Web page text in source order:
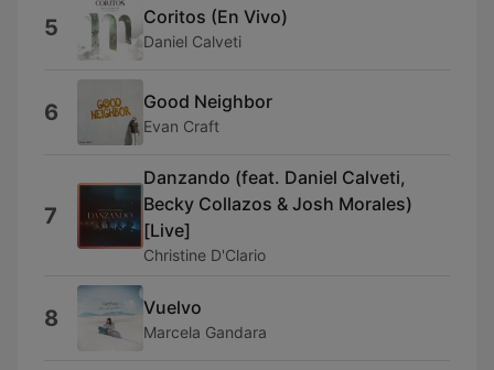
5 Coritos (En Vivo)
Daniel Calveti
6 Good Neighbor
Evan Craft
7
Danzando (feat. Daniel Calveti,
Becky Collazos & Josh Morales)
[Live]
Christine D'Clario
8 Vuelvo
Marcela Gandara